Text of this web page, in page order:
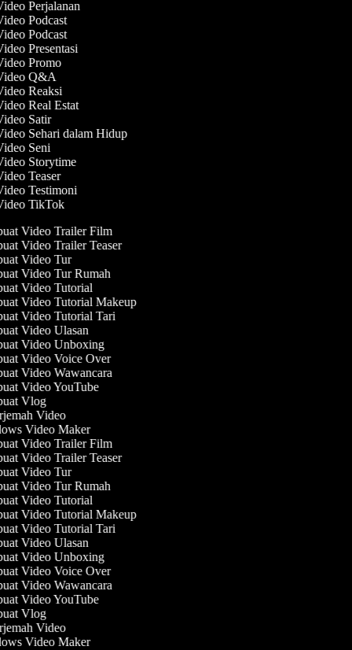
Perjalanan
Podcast
Podcast
Presentasi
Promo
Q&A
Reaksi
Real Estat
Satir
Sehari dalam Hidup
Seni
Storytime
Teaser
Testimoni
TikTok
Video Trailer Film
Video Trailer Teaser
Video Tur
Video Tur Rumah
Video Tutorial
Video Tutorial Makeup
Video Tutorial Tari
Video Ulasan
Video Unboxing
Video Voice Over
Video Wawancara
Video YouTube
Vlog
Video
Video Maker
Video Trailer Film
Video Trailer Teaser
Video Tur
Video Tur Rumah
Video Tutorial
Video Tutorial Makeup
Video Tutorial Tari
Video Ulasan
Video Unboxing
Video Voice Over
Video Wawancara
Video YouTube
Vlog
Video
Video Maker